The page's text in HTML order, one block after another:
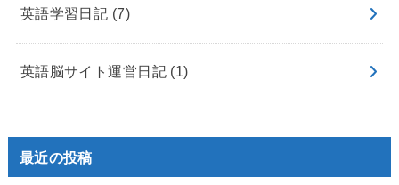
英語学習日記 (7)
英語脳サイト運営日記 (1)
最近の投稿